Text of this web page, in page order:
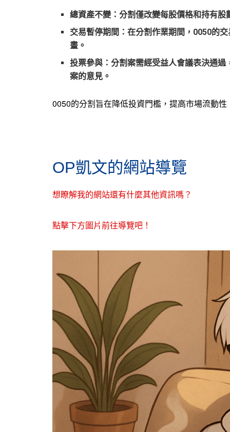
總資產不變 ：分割僅改變每股價格和持有
交易暫停期間 ：在分割作業期間，0050的
畫。
投票參與 ：分割案需經受益人會議表決通
案的意見。
0050的分割旨在降低投資門檻，提高市場流動
OP凱文的網站導覽
想瞭解我的網站還有什麼其他資訊嗎？
點擊下方圖片前往導覽吧！